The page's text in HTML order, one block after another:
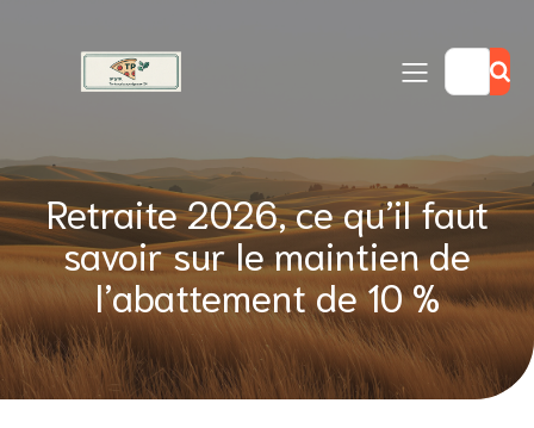
Retraite 2026, ce qu’il faut
savoir sur le maintien de
l’abattement de 10 %